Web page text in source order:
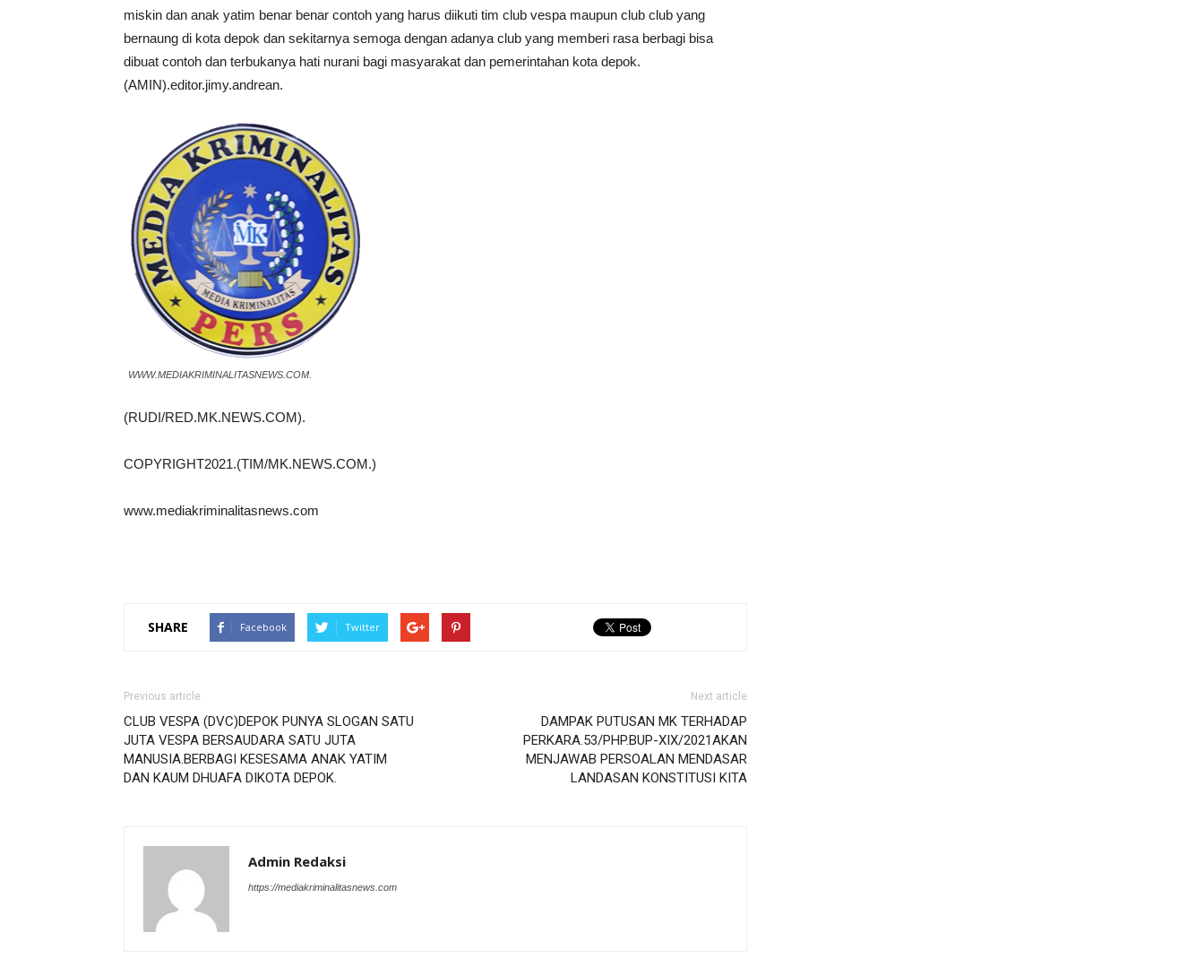
miskin dan anak yatim benar benar contoh yang harus diikuti tim club vespa maupun club club yang
bernaung di kota depok dan sekitarnya semoga dengan adanya club yang memberi rasa berbagi bisa
dibuat contoh dan terbukanya hati nurani bagi masyarakat dan pemerintahan kota depok.
(AMIN).editor.jimy.andrean.
WWW.MEDIAKRIMINALITASNEWS.COM.
(RUDI/RED.MK.NEWS.COM).
COPYRIGHT2021.(TIM/MK.NEWS.COM.)
www.mediakriminalitasnews.com
SHARE Facebook Twitter
Previous article
CLUB VESPA (DVC)DEPOK PUNYA SLOGAN SATU
JUTA VESPA BERSAUDARA SATU JUTA
MANUSIA.BERBAGI KESESAMA ANAK YATIM
DAN KAUM DHUAFA DIKOTA DEPOK.
Next article
DAMPAK PUTUSAN MK TERHADAP
PERKARA.53/PHP.BUP-XIX/2021AKAN
MENJAWAB PERSOALAN MENDASAR
LANDASAN KONSTITUSI KITA
Admin Redaksi
https://mediakriminalitasnews.com